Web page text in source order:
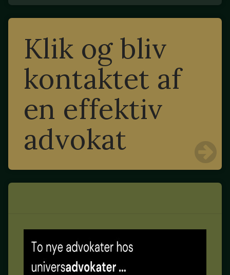
Klik og bliv
kontaktet af
en effektiv
advokat